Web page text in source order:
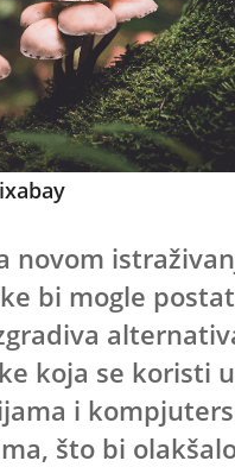
novom
bi mogle
koja se koristi u
i
što bi